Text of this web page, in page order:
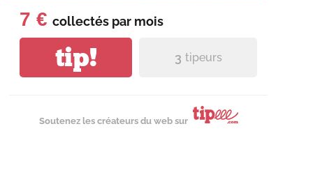
7 € collectés par mois
tip! 3 tipeurs
Soutenez les créateurs du web sur